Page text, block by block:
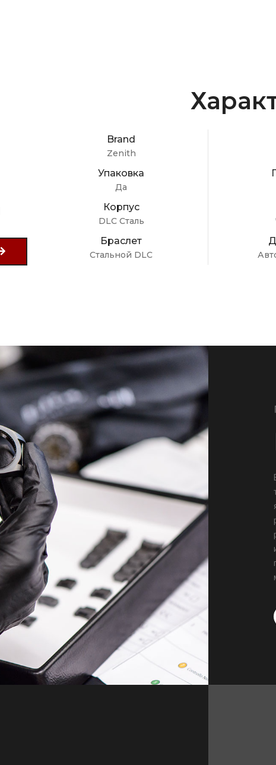
Brand
Zenith
Упаковка
Да
Корпус
DLC Сталь
Браслет
Стальной DLC